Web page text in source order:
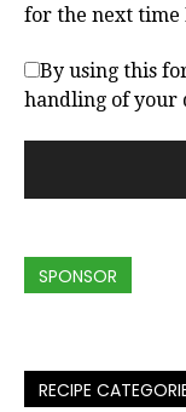
for the next time
By using this
handling of your
SPONSOR
RECIPE